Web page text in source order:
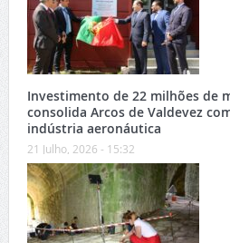
Investimento de 22 milhões de
consolida Arcos de Valdevez
indústria aeronáutica
21 Julho, 2026 - 15:32